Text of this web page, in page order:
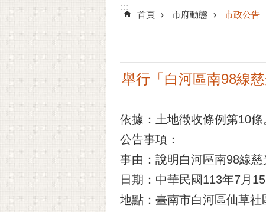
:::
首頁 市府動態 市政公告
舉行「白河區南98線
依據：土地徵收條例第10條
公告事項：
事由：說明白河區南98線
日期：中華民國113年7月
地點：臺南市白河區仙草